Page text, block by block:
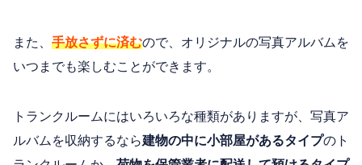
また、 手放さずに済むので、オリジナルの写真アルバムを
いつまでも楽しむことができます。
トランクルームにはいろいろな種類がありますが、写真ア
ルバムを収納するなら建物の中に小部屋があるタイプのト